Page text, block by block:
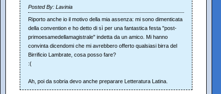
Posted By: Lavinia
Riporto anche io il motivo della mia assenza: mi sono dimenticata
della convention e ho detto di sì per una fantastica festa "post-
primoesamedellamagistrale" indetta da un amico. Mi hanno
convinta dicendomi che mi avrebbero offerto qualsiasi birra del
Birrificio Lambrate, cosa posso fare?
:(
Ah, poi da sobria devo anche preparare Letteratura Latina.